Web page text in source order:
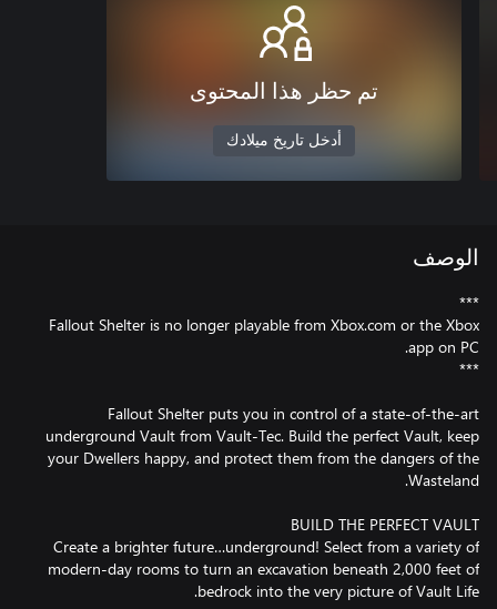
تم حظر هذا المحتوى
أدخل تاريخ ميلادك
الوصف
Fallout Shelter is no longer playable from Xbox.com or the Xbox
Fallout Shelter puts you in control of a state-of-the-art
underground Vault from Vault-Tec. Build the perfect Vault, keep
your Dwellers happy, and protect them from the dangers of the
Create a brighter future…underground! Select from a variety of
modern-day rooms to turn an excavation beneath 2,000 feet of